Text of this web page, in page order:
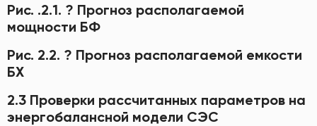
Рис. .2.1. ? Прогноз располагаемой
мощности БФ
Рис. 2.2. ? Прогноз располагаемой емкости
БХ
2.3 Проверки рассчитанных параметров на
энергобалансной модели СЭС